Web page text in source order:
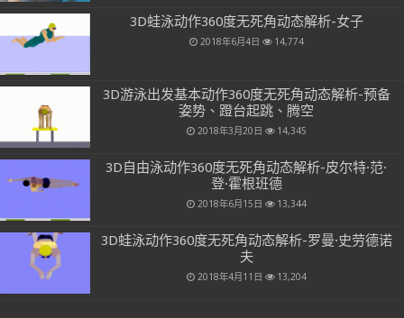
3D蛙泳动作360度无死角动态解析-女子
2018年6月4日 14,774
3D游泳出发基本动作360度无死角动态解析-预备
姿势、蹬台起跳、腾空
2018年3月20日 14,345
3D自由泳动作360度无死角动态解析-皮尔特·范·
登·霍根班德
2018年6月15日 13,344
3D蛙泳动作360度无死角动态解析-罗曼·史劳德诺
夫
2018年4月11日 13,204